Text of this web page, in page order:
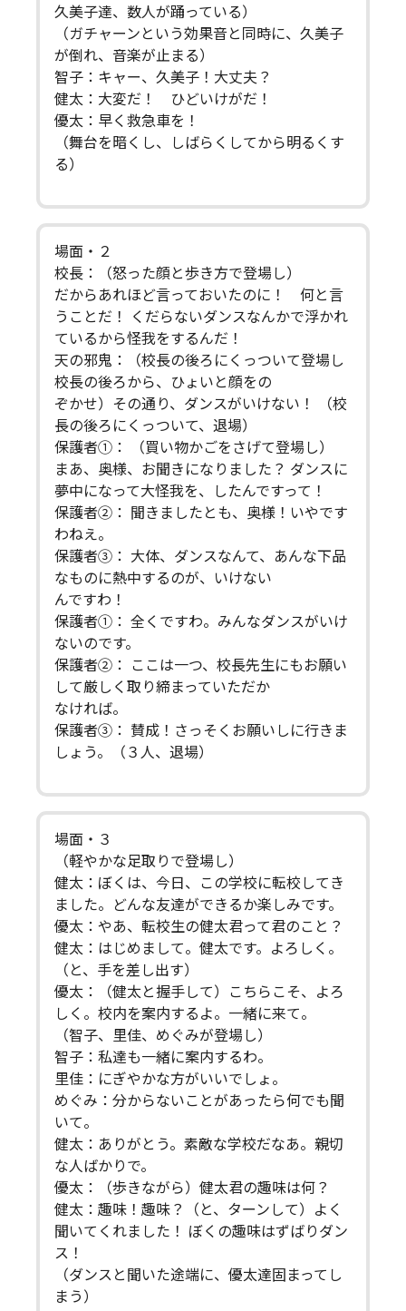
久美子達、数人が踊っている）
（ガチャーンという効果音と同時に、久美子
が倒れ、音楽が止まる）
智子：キャー、久美子！大丈夫？
健太：大変だ！ ひどいけがだ！
優太：早く救急車を！
（舞台を暗くし、しばらくしてから明るくす
る）
場面・２
校長：（怒った顔と歩き方で登場し）
だからあれほど言っておいたのに！ 何と言
うことだ！ くだらないダンスなんかで浮かれ
ているから怪我をするんだ！
天の邪鬼：（校長の後ろにくっついて登場し
校長の後ろから、ひょいと顔をの
ぞかせ）その通り、ダンスがいけない！ （校
長の後ろにくっついて、退場）
保護者①： （買い物かごをさげて登場し）
まあ、奥様、お聞きになりました？ ダンスに
夢中になって大怪我を、したんですって！
保護者②： 聞きましたとも、奥様！いやです
わねえ。
保護者③： 大体、ダンスなんて、あんな下品
なものに熱中するのが、いけない
んですわ！
保護者①： 全くですわ。みんなダンスがいけ
ないのです。
保護者②： ここは一つ、校長先生にもお願い
して厳しく取り締まっていただか
なければ。
保護者③： 賛成！さっそくお願いしに行きま
しょう。（３人、退場）
場面・３
（軽やかな足取りで登場し）
健太：ぼくは、今日、この学校に転校してき
ました。どんな友達ができるか楽しみです。
優太：やあ、転校生の健太君って君のこと？
健太：はじめまして。健太です。よろしく。
（と、手を差し出す）
優太：（健太と握手して）こちらこそ、よろ
しく。校内を案内するよ。一緒に来て。
（智子、里佳、めぐみが登場し）
智子：私達も一緒に案内するわ。
里佳：にぎやかな方がいいでしょ。
めぐみ：分からないことがあったら何でも聞
いて。
健太：ありがとう。素敵な学校だなあ。親切
な人ばかりで。
優太：（歩きながら）健太君の趣味は何？
健太：趣味！趣味？（と、ターンして）よく
聞いてくれました！ ぼくの趣味はずばりダン
ス！
（ダンスと聞いた途端に、優太達固まってし
まう）